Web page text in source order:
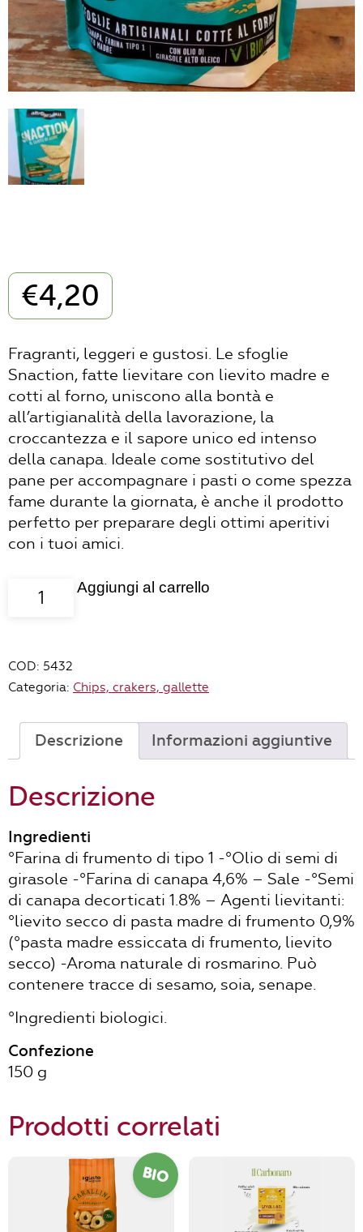
€4,20
Fragranti, leggeri e gustosi. Le sfoglie
Snaction, fatte lievitare con lievito madre e
cotti al forno, uniscono alla bontà e
all’artigianalità della lavorazione, la
croccantezza e il sapore unico ed intenso
della canapa. Ideale come sostitutivo del
pane per accompagnare i pasti o come spezza
fame durante la giornata, è anche il prodotto
perfetto per preparare degli ottimi aperitivi
con i tuoi amici.
Snaction
sfoglie
di
canapa
quantità
Aggiungi al carrello
COD: 5432
Categoria: Chips, crakers, gallette
Descrizione Informazioni aggiuntive
Descrizione
Ingredienti
°Farina di frumento di tipo 1 -°Olio di semi di
girasole -°Farina di canapa 4,6% – Sale -°Semi
di canapa decorticati 1.8% – Agenti lievitanti:
°lievito secco di pasta madre di frumento 0,9%
(°pasta madre essiccata di frumento, lievito
secco) -Aroma naturale di rosmarino. Può
contenere tracce di sesamo, soia, senape.
°Ingredienti biologici.
Confezione
150 g
Prodotti correlati
BIO